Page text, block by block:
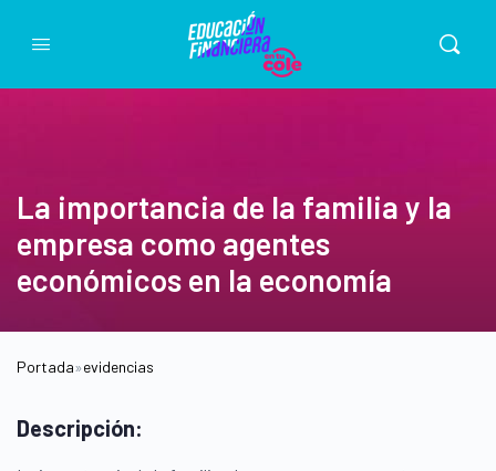
La importancia de la familia y la
empresa como agentes
económicos en la economía
Portada»evidencias
Descripción: